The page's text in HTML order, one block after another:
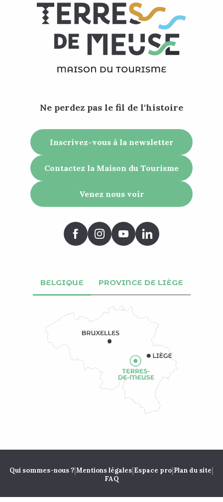
Ne perdez pas le fil de l'histoire
Inscrivez-vous à la newsletter
Contactez la Maison du Tourisme
Venez nous voir
BELGIQUE PROVINCE DE LIÈGE
Qui sommes-nous ?|Mentions légales|Espace pro|Plan du site|
FAQ